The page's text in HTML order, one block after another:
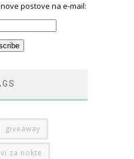
postove na e-mail:
giveaway
za nokte